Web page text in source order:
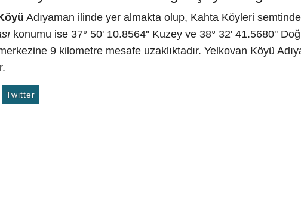
Adıyaman ilinde yer almakta olup, Kahta Köyleri
konumu ise 37° 50' 10.8564'' Kuzey ve 38° 32' 41.5680''
9 kilometre mesafe uzaklıktadır. Yelkovan Köyü
Twitter